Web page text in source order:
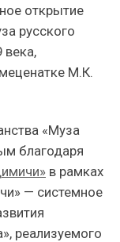
открытие
русского
века,
М.К.
«Муза
благодаря
в рамках
— системное
реализуемого